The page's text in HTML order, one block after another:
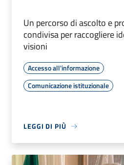
Un percorso di ascolto e
condivisa per raccogliere
visioni
Accesso all'informazione
Comunicazione istituzionale
LEGGI DI PIÙ